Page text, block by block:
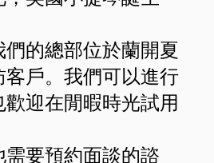
的總部位於蘭開夏
戶。我們可以進行
迎在閒暇時光試用
需要預約面談的諮